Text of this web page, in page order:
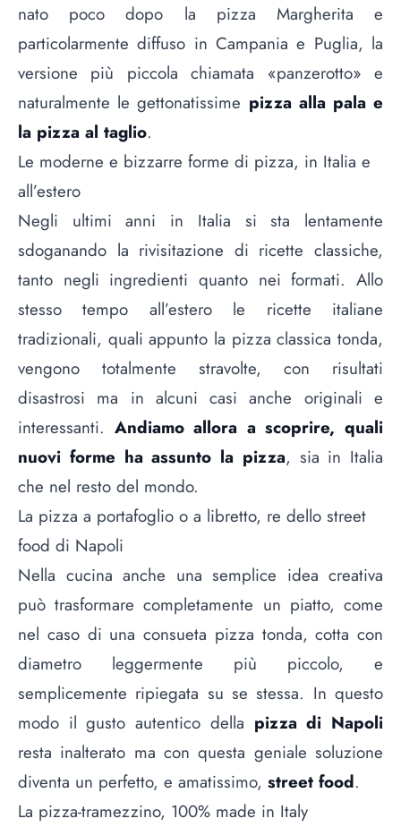
nato poco dopo la pizza Margherita e
particolarmente diffuso in Campania e Puglia, la
versione più piccola chiamata «panzerotto» e
naturalmente le gettonatissime pizza alla pala e
la pizza al taglio.
Le moderne e bizzarre forme di pizza, in Italia e
all’estero
Negli ultimi anni in Italia si sta lentamente
sdoganando la rivisitazione di ricette classiche,
tanto negli ingredienti quanto nei formati. Allo
stesso tempo all’estero le ricette italiane
tradizionali, quali appunto la pizza classica tonda,
vengono totalmente stravolte, con risultati
disastrosi ma in alcuni casi anche originali e
interessanti. Andiamo allora a scoprire, quali
nuovi forme ha assunto la pizza, sia in Italia
che nel resto del mondo.
La pizza a portafoglio o a libretto, re dello street
food di Napoli
Nella cucina anche una semplice idea creativa
può trasformare completamente un piatto, come
nel caso di una consueta pizza tonda, cotta con
diametro leggermente più piccolo, e
semplicemente ripiegata su se stessa. In questo
modo il gusto autentico della pizza di Napoli
resta inalterato ma con questa geniale soluzione
diventa un perfetto, e amatissimo, street food.
La pizza-tramezzino, 100% made in Italy